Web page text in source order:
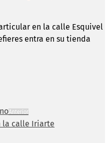
en la calle Esquivel
entra en su tienda
Anterior
la calle Iriarte